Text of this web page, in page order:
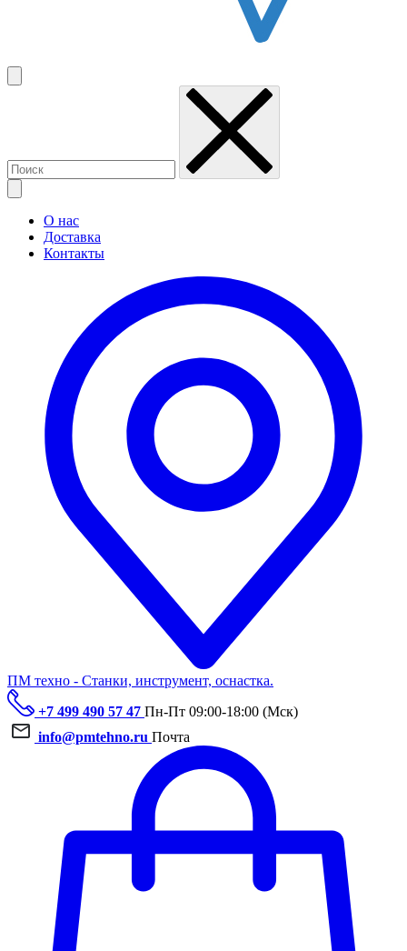
О нас
Доставка
Контакты
ПМ техно - Станки, инструмент, оснастка.
+7 499 490 57 47 Пн-Пт 09:00-18:00 (Мск)
info@pmtehno.ru Почта